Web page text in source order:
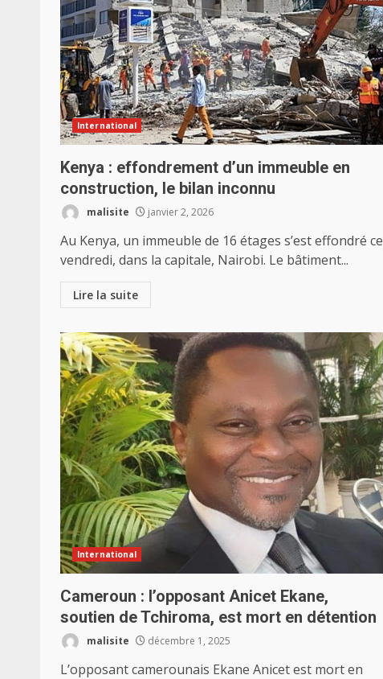
International
Kenya : effondrement d’un immeuble en
construction, le bilan inconnu
malisite janvier 2, 2026
Au Kenya, un immeuble de 16 étages s’est effondré ce
vendredi, dans la capitale, Nairobi. Le bâtiment...
Lire la suite
International
Cameroun : l’opposant Anicet Ekane,
soutien de Tchiroma, est mort en détention
malisite décembre 1, 2025
L’opposant camerounais Ekane Anicet est mort en